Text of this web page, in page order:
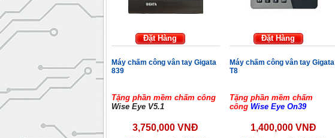
Đặt Hàng
Máy chấm công vân tay Gigata
839
Tặng phần mềm chấm công
Wise Eye V5.1
3,750,000 VNĐ
Đặt Hàng
Máy chấm công vân tay Gigata
T8
Tặng phần mềm chấm
công Wise Eye On39
1,400,000 VNĐ